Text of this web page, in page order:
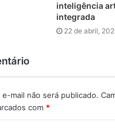
para outras
que tornem o mercado
como cultivamos
inteligência
integrada
22 de abril,
mail não será publicado.
com *